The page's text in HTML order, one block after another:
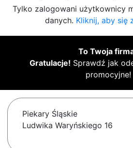
Tylko zalogowani użytkownicy
danych. Kliknij, aby się
To Twoja
Gratulacje! Sprawdź jak
promocyjne!
Piekary Śląskie
Ludwika Waryńskiego 16